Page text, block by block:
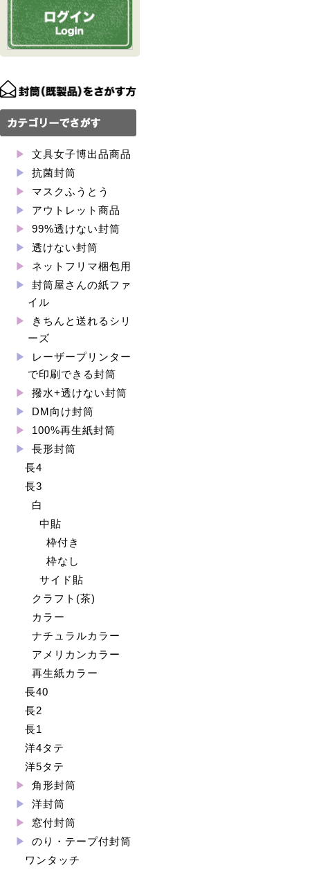
文具女子博出品商品
抗菌封筒
マスクふうとう
アウトレット商品
99%透けない封筒
透けない封筒
ネットフリマ梱包用
封筒屋さんの紙ファ
イル
きちんと送れるシリ
ーズ
レーザープリンター
で印刷できる封筒
撥水+透けない封筒
DM向け封筒
100%再生紙封筒
長形封筒
長4
長3
白
中貼
枠付き
枠なし
サイド貼
クラフト(茶)
カラー
ナチュラルカラー
アメリカンカラー
再生紙カラー
長40
長2
長1
洋4タテ
洋5タテ
角形封筒
洋封筒
窓付封筒
のり・テープ付封筒
ワンタッチ